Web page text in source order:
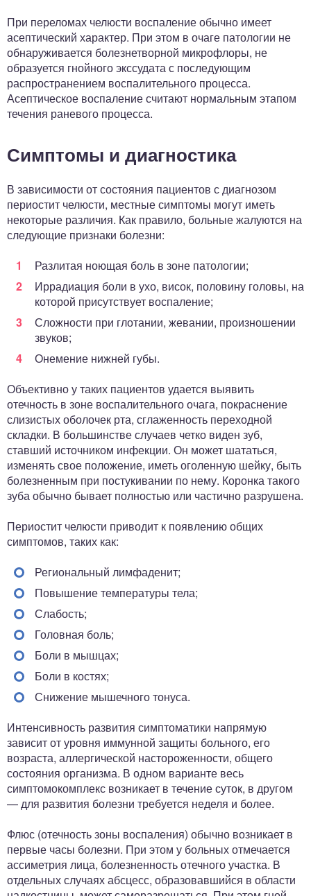
При переломах челюсти воспаление обычно имеет
асептический характер. При этом в очаге патологии не
обнаруживается болезнетворной микрофлоры, не
образуется гнойного экссудата с последующим
распространением воспалительного процесса.
Асептическое воспаление считают нормальным этапом
течения раневого процесса.
Симптомы и диагностика
В зависимости от состояния пациентов с диагнозом
периостит челюсти, местные симптомы могут иметь
некоторые различия. Как правило, больные жалуются на
следующие признаки болезни:
Разлитая ноющая боль в зоне патологии;
Иррадиация боли в ухо, висок, половину головы, на
которой присутствует воспаление;
Сложности при глотании, жевании, произношении
звуков;
Онемение нижней губы.
Объективно у таких пациентов удается выявить
отечность в зоне воспалительного очага, покраснение
слизистых оболочек рта, сглаженность переходной
складки. В большинстве случаев четко виден зуб,
ставший источником инфекции. Он может шататься,
изменять свое положение, иметь оголенную шейку, быть
болезненным при постукивании по нему. Коронка такого
зуба обычно бывает полностью или частично разрушена.
Периостит челюсти приводит к появлению общих
симптомов, таких как:
Региональный лимфаденит;
Повышение температуры тела;
Слабость;
Головная боль;
Боли в мышцах;
Боли в костях;
Снижение мышечного тонуса.
Интенсивность развития симптоматики напрямую
зависит от уровня иммунной защиты больного, его
возраста, аллергической настороженности, общего
состояния организма. В одном варианте весь
симптомокомплекс возникает в течение суток, в другом
— для развития болезни требуется неделя и более.
Флюс (отечность зоны воспаления) обычно возникает в
первые часы болезни. При этом у больных отмечается
ассиметрия лица, болезненность отечного участка. В
отдельных случаях абсцесс, образовавшийся в области